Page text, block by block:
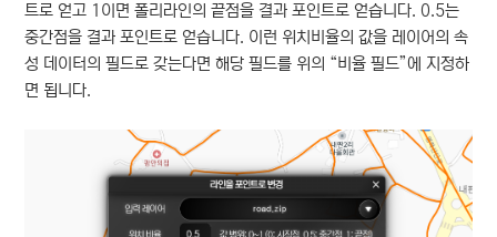
트로 얻고 1이면 폴리라인의 끝점을 결과 포인트로 얻습니다. 0.5는
중간점을 결과 포인트로 얻습니다. 이런 위치비율의 값을 레이어의 속
성 데이터의 필드로 갖는다면 해당 필드를 위의 “비율 필드”에 지정하
면 됩니다.